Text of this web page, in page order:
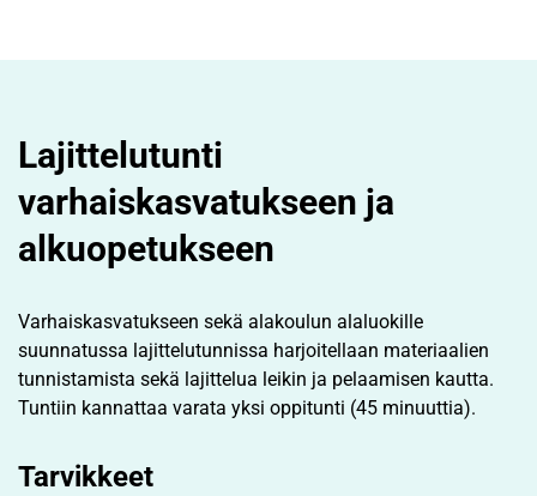
Lajittelutunti
varhaiskasvatukseen ja
alkuopetukseen
Varhaiskasvatukseen sekä alakoulun alaluokille
suunnatussa lajittelutunnissa harjoitellaan materiaalien
tunnistamista sekä lajittelua leikin ja pelaamisen kautta.
Tuntiin kannattaa varata yksi oppitunti (45 minuuttia).
Tarvikkeet